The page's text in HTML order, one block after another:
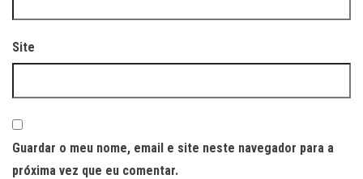
Site
Guardar o meu nome, email e site neste navegador para a
próxima vez que eu comentar.